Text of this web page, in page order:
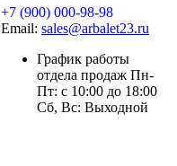
+7 (900) 000-98-98
Email: sales@arbalet23.ru
График работы
отдела продаж Пн-
Пт: с 10:00 до 18:00
Сб, Вс: Выходной